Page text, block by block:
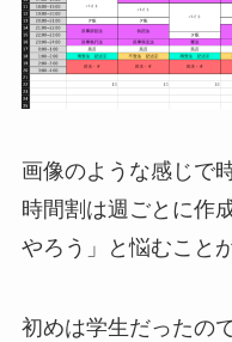
画像のような感じで
時間割は週ごとに作
やろう」と悩むこと
初めは学生だったの